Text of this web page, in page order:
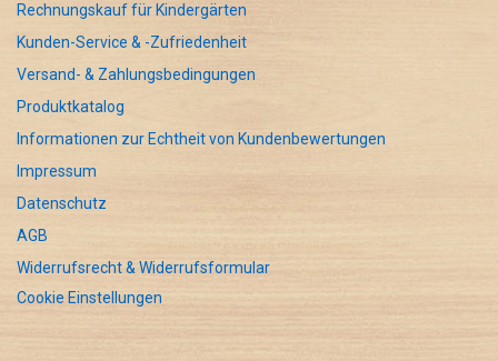
Rechnungskauf für Kindergärten
Kunden-Service & -Zufriedenheit
Versand- & Zahlungsbedingungen
Produktkatalog
Informationen zur Echtheit von Kundenbewertungen
Impressum
Datenschutz
AGB
Widerrufsrecht & Widerrufsformular
Cookie Einstellungen